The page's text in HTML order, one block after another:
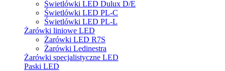
Świetlówki LED Dulux D/E
Świetlówki LED PL-C
Świetlówki LED PL-L
Żarówki liniowe LED
Żarówki LED R7S
Żarówki Ledinestra
Żarówki specjalistyczne LED
Paski LED